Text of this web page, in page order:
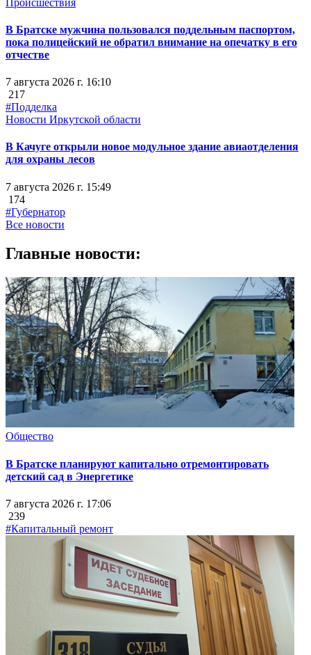
В Братске мужчина пользовался поддельным паспортом,
пока полицейский не обратил внимание на опечатку в его
отчестве
7 августа 2026 г. 16:10
217
#Подделка
Новости Иркутской области
В Качуге открыли новое модульное здание авиаотделения
для охраны лесов
7 августа 2026 г. 15:49
174
#Губернатор
Все новости
Главные новости:
Общество
В Братске планируют капитально отремонтировать
детский сад в Энергетике
7 августа 2026 г. 17:06
239
#Капитальный ремонт